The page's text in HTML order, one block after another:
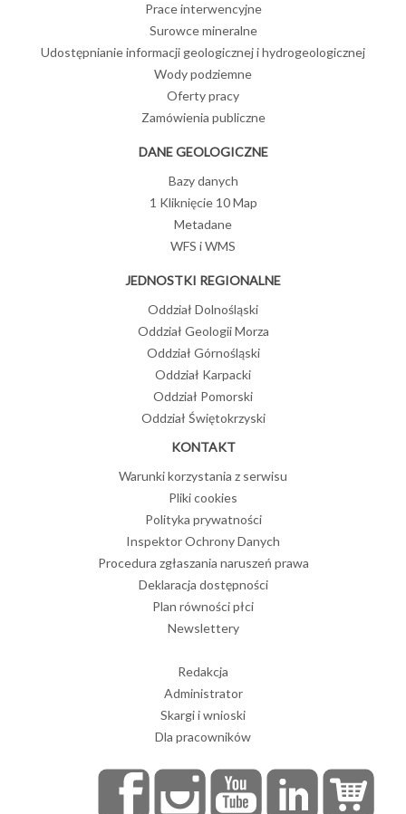
Prace interwencyjne
Surowce mineralne
Udostępnianie informacji geologicznej i hydrogeologicznej
Wody podziemne
Oferty pracy
Zamówienia publiczne
DANE GEOLOGICZNE
Bazy danych
1 Kliknięcie 10 Map
Metadane
WFS i WMS
JEDNOSTKI REGIONALNE
Oddział Dolnośląski
Oddział Geologii Morza
Oddział Górnośląski
Oddział Karpacki
Oddział Pomorski
Oddział Świętokrzyski
KONTAKT
Warunki korzystania z serwisu
Pliki cookies
Polityka prywatności
Inspektor Ochrony Danych
Procedura zgłaszania naruszeń prawa
Deklaracja dostępności
Plan równości płci
Newslettery
Redakcja
Administrator
Skargi i wnioski
Dla pracowników